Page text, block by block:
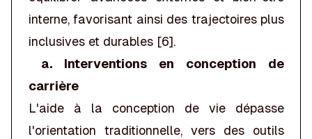
interne, favorisant ainsi des trajectoires plus
inclusives et durables [6].
a. Interventions en conception de
carrière
L'aide à la conception de vie dépasse
l'orientation traditionnelle, vers des outils